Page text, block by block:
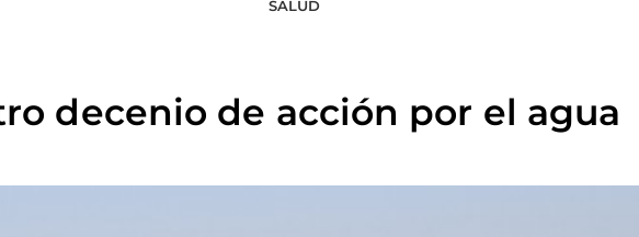
SALUD
decenio de acción por el agua